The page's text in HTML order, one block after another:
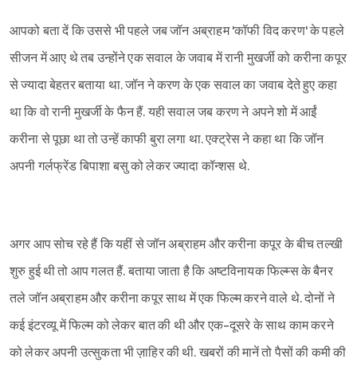
आपको बता दें कि उससे भी पहले जब जॉन अब्राहम 'कॉफी विद करण' के पहले
सीजन में आए थे तब उन्होंने एक सवाल के जवाब में रानी मुखर्जी को करीना कपूर
से ज्यादा बेहतर बताया था. जॉन ने करण के एक सवाल का जवाब देते हुए कहा
था कि वो रानी मुखर्जी के फैन हैं. यही सवाल जब करण ने अपने शो में आईं
करीना से पूछा था तो उन्हें काफी बुरा लगा था. एक्ट्रेस ने कहा था कि जॉन
अपनी गर्लफ्रेंड बिपाशा बसु को लेकर ज्यादा कॉन्शस थे.
अगर आप सोच रहे हैं कि यहीं से जॉन अब्राहम और करीना कपूर के बीच तल्खी
शुरु हुई थी तो आप गलत हैं. बताया जाता है कि अष्टविनायक फिल्म्स के बैनर
तले जॉन अब्राहम और करीना कपूर साथ में एक फिल्म करने वाले थे. दोनों ने
कई इंटरव्यू में फिल्म को लेकर बात की थी और एक-दूसरे के साथ काम करने
को लेकर अपनी उत्सुकता भी ज़ाहिर की थी. खबरों की मानें तो पैसों की कमी की